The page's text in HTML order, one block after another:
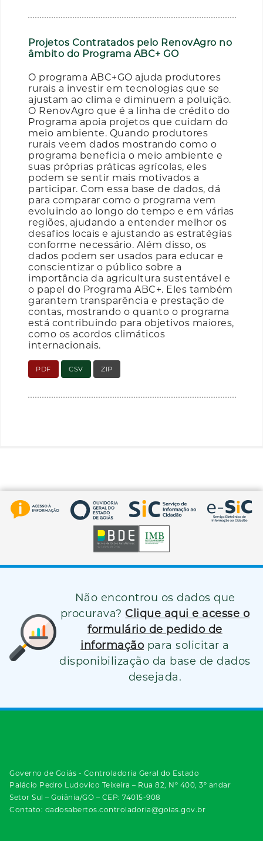
Projetos Contratados pelo RenovAgro no
âmbito do Programa ABC+ GO
O programa ABC+GO ajuda produtores
rurais a investir em tecnologias que se
ajustam ao clima e diminuem a poluição.
O RenovAgro que é a linha de crédito do
Programa apoia projetos que cuidam do
meio ambiente. Quando produtores
rurais veem dados mostrando como o
programa beneficia o meio ambiente e
suas próprias práticas agrícolas, eles
podem se sentir mais motivados a
participar. Com essa base de dados, dá
para comparar como o programa vem
evoluindo ao longo do tempo e em várias
regiões, ajudando a entender melhor os
desafios locais e ajustando as estratégias
conforme necessário. Além disso, os
dados podem ser usados para educar e
conscientizar o público sobre a
importância da agricultura sustentável e
o papel do Programa ABC+. Eles também
garantem transparência e prestação de
contas, mostrando o quanto o programa
está contribuindo para objetivos maiores,
como os acordos climáticos
internacionais.
PDF CSV ZIP
Não encontrou os dados que
procurava? Clique aqui e acesse o
formulário de pedido de
informação para solicitar a
disponibilização da base de dados
desejada.
Governo de Goiás - Controladoria Geral do Estado
Palácio Pedro Ludovico Teixeira – Rua 82, Nº 400, 3º andar
Setor Sul – Goiânia/GO – CEP: 74015-908
Contato: dadosabertos.controladoria@goias.gov.br